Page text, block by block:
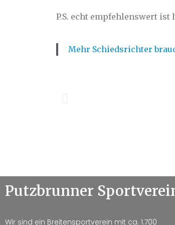
P.S. echt empfehlenswert
Mehr Schiedsrichter
Putzbrunner
Wir sind ein Breitensportverein mit ca. 1.700